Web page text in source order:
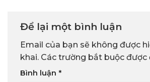
Để lại một bình luận
Email của bạn sẽ không được
khai. Các trường bắt buộc được
Bình luận *